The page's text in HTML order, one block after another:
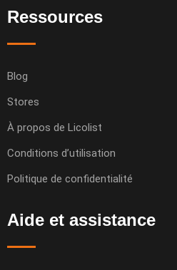
Ressources
Blog
Stores
À propos de Licolist
Conditions d’utilisation
Politique de confidentialité
Aide et assistance